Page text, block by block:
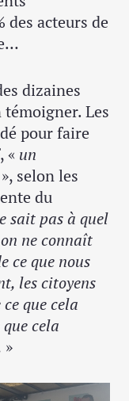
des acteurs de
dizaines
témoigner. Les
pour faire
« un
», selon les
du
sait pas à quel
ne connaît
ce que nous
les citoyens
que cela
cela
»